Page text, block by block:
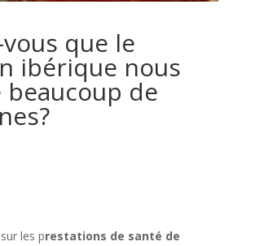
vous que le
ibérique nous
de
les prestations de santé de